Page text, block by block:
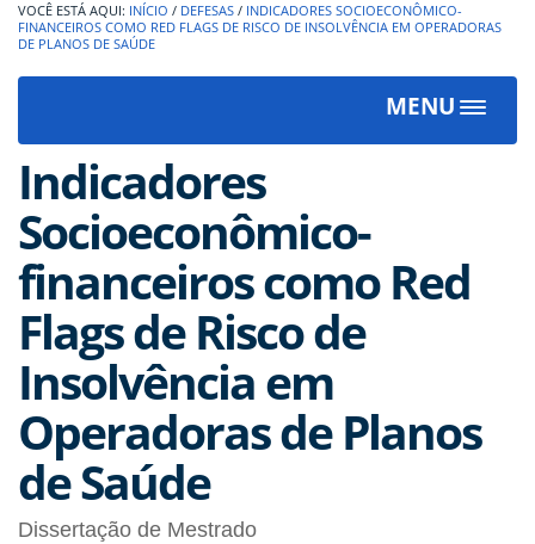
INÍCIO / DEFESAS / INDICADORES SOCIOECONÔMICO-
FINANCEIROS COMO RED FLAGS DE RISCO DE INSOLVÊNCIA EM OPERADORAS
DE PLANOS DE SAÚDE
MENU
Toggle
Indicadores
Socioeconômico-
financeiros como Red
Flags de Risco de
Insolvência em
Operadoras de Planos
de Saúde
Dissertação de Mestrado